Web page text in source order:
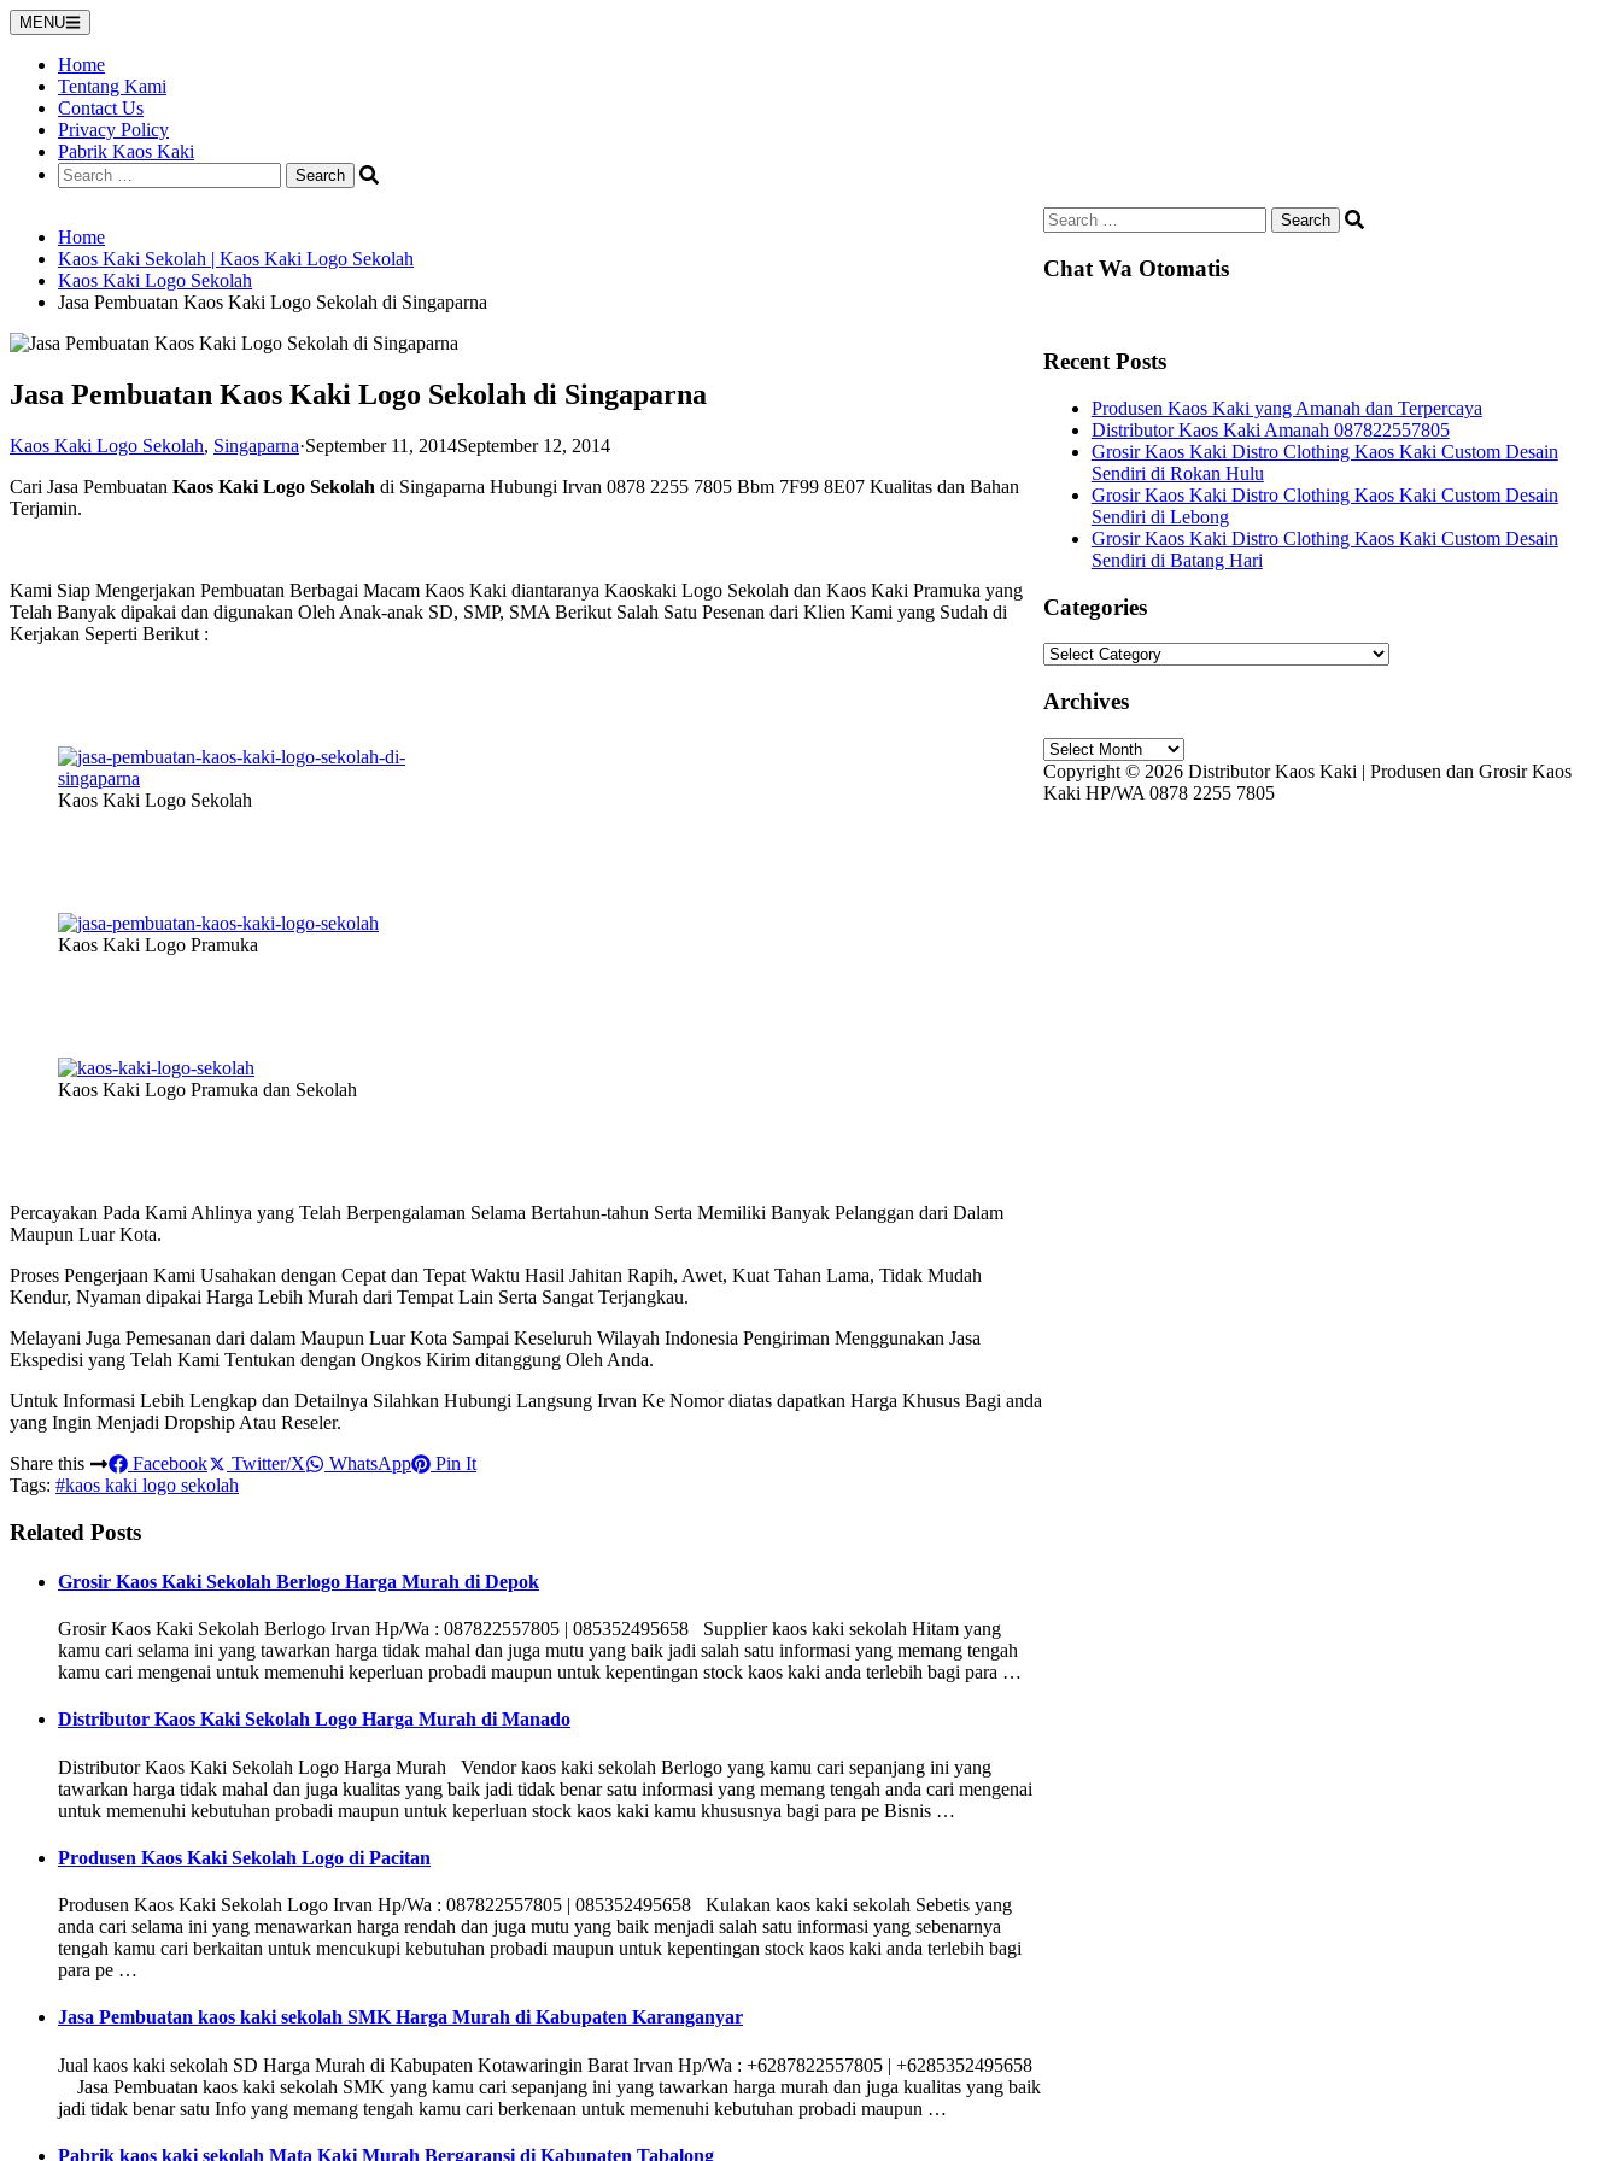
Skip
to
content
MENU
Home
Tentang Kami
Contact Us
Privacy Policy
Pabrik Kaos Kaki
Search
for:
Home
Kaos Kaki Sekolah | Kaos Kaki Logo Sekolah
Kaos Kaki Logo Sekolah
Jasa Pembuatan Kaos Kaki Logo Sekolah di Singaparna
Jasa Pembuatan Kaos Kaki Logo Sekolah di Singaparna
Kaos Kaki Logo Sekolah, Singaparna·September 11, 2014September 12, 2014
Cari Jasa Pembuatan Kaos Kaki Logo Sekolah di Singaparna Hubungi Irvan 0878 2255 7805 Bbm 7F99 8E07 Kualitas dan Bahan
Terjamin.
Kami Siap Mengerjakan Pembuatan Berbagai Macam Kaos Kaki diantaranya Kaoskaki Logo Sekolah dan Kaos Kaki Pramuka yang
Telah Banyak dipakai dan digunakan Oleh Anak-anak SD, SMP, SMA Berikut Salah Satu Pesenan dari Klien Kami yang Sudah di
Kerjakan Seperti Berikut :
Kaos Kaki Logo Sekolah
Kaos Kaki Logo Pramuka
Kaos Kaki Logo Pramuka dan Sekolah
Percayakan Pada Kami Ahlinya yang Telah Berpengalaman Selama Bertahun-tahun Serta Memiliki Banyak Pelanggan dari Dalam
Maupun Luar Kota.
Proses Pengerjaan Kami Usahakan dengan Cepat dan Tepat Waktu Hasil Jahitan Rapih, Awet, Kuat Tahan Lama, Tidak Mudah
Kendur, Nyaman dipakai Harga Lebih Murah dari Tempat Lain Serta Sangat Terjangkau.
Melayani Juga Pemesanan dari dalam Maupun Luar Kota Sampai Keseluruh Wilayah Indonesia Pengiriman Menggunakan Jasa
Ekspedisi yang Telah Kami Tentukan dengan Ongkos Kirim ditanggung Oleh Anda.
Untuk Informasi Lebih Lengkap dan Detailnya Silahkan Hubungi Langsung Irvan Ke Nomor diatas dapatkan Harga Khusus Bagi anda
yang Ingin Menjadi Dropship Atau Reseler.
Share this
Facebook Twitter/X WhatsApp
Pin It
Tags: #kaos kaki logo sekolah
Related Posts
Grosir Kaos Kaki Sekolah Berlogo Harga Murah di Depok
Grosir Kaos Kaki Sekolah Berlogo Irvan Hp/Wa : 087822557805 | 085352495658 Supplier kaos kaki sekolah Hitam yang
kamu cari selama ini yang tawarkan harga tidak mahal dan juga mutu yang baik jadi salah satu informasi yang memang tengah
kamu cari mengenai untuk memenuhi keperluan probadi maupun untuk kepentingan stock kaos kaki anda terlebih bagi para …
Distributor Kaos Kaki Sekolah Logo Harga Murah di Manado
Distributor Kaos Kaki Sekolah Logo Harga Murah Vendor kaos kaki sekolah Berlogo yang kamu cari sepanjang ini yang
tawarkan harga tidak mahal dan juga kualitas yang baik jadi tidak benar satu informasi yang memang tengah anda cari mengenai
untuk memenuhi kebutuhan probadi maupun untuk keperluan stock kaos kaki kamu khususnya bagi para pe Bisnis …
Produsen Kaos Kaki Sekolah Logo di Pacitan
Produsen Kaos Kaki Sekolah Logo Irvan Hp/Wa : 087822557805 | 085352495658 Kulakan kaos kaki sekolah Sebetis yang
anda cari selama ini yang menawarkan harga rendah dan juga mutu yang baik menjadi salah satu informasi yang sebenarnya
tengah kamu cari berkaitan untuk mencukupi kebutuhan probadi maupun untuk kepentingan stock kaos kaki anda terlebih bagi
para pe …
Jasa Pembuatan kaos kaki sekolah SMK Harga Murah di Kabupaten Karanganyar
Jual kaos kaki sekolah SD Harga Murah di Kabupaten Kotawaringin Barat Irvan Hp/Wa : +6287822557805 | +6285352495658
Jasa Pembuatan kaos kaki sekolah SMK yang kamu cari sepanjang ini yang tawarkan harga murah dan juga kualitas yang baik
jadi tidak benar satu Info yang memang tengah kamu cari berkenaan untuk memenuhi kebutuhan probadi maupun …
Pabrik kaos kaki sekolah Mata Kaki Murah Bergaransi di Kabupaten Tabalong
Search
for:
Chat Wa Otomatis
Recent Posts
Produsen Kaos Kaki yang Amanah dan Terpercaya
Distributor Kaos Kaki Amanah 087822557805
Grosir Kaos Kaki Distro Clothing Kaos Kaki Custom Desain
Sendiri di Rokan Hulu
Grosir Kaos Kaki Distro Clothing Kaos Kaki Custom Desain
Sendiri di Lebong
Grosir Kaos Kaki Distro Clothing Kaos Kaki Custom Desain
Sendiri di Batang Hari
Categories
Categories
Archives
Archives
Copyright © 2026 Distributor Kaos Kaki | Produsen dan Grosir Kaos
Kaki HP/WA 0878 2255 7805